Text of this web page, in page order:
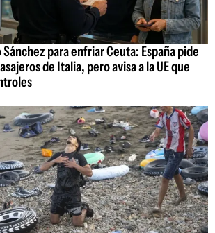
Sánchez para enfriar Ceuta: España pide
de Italia, pero avisa a la UE que